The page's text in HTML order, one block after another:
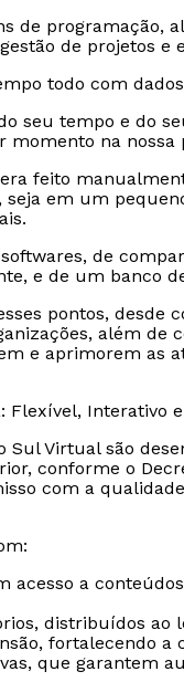
de programação,
de projetos e
todo com
seu tempo e do
momento na nossa
feito
seja em um
de
e de um banco
pontos, desde
além de
e aprimorem as
Flexível, Interativo
Virtual são
conforme o
com a
a
distribuídos
fortalecendo
que garantem